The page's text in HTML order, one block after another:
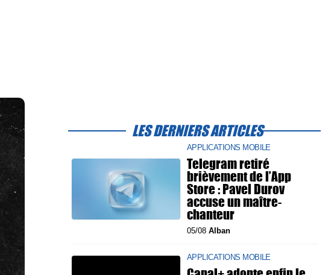
LES DERNIERS ARTICLES
APPLICATIONS MOBILE
Telegram retiré
brièvement de l’App
Store : Pavel Durov
accuse un maître-
chanteur
05/08 Alban
APPLICATIONS MOBILE